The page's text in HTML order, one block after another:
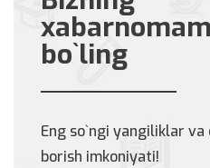
bo`ling
Eng so`ngi yangiliklar
borish imkoniyati!